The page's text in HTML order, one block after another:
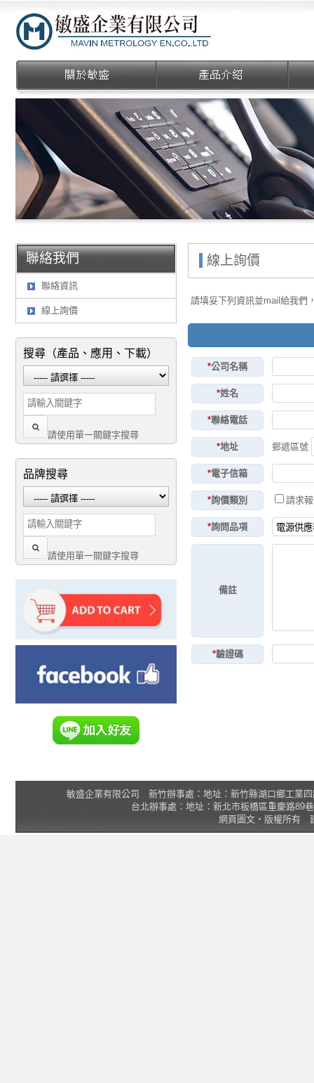
聯絡我們
聯絡資訊
線上詢價
搜尋（產品、應用、下載）
請使用單一關鍵字搜尋
品牌搜尋
請使用單一關鍵字搜尋
線上詢價
請填妥下列資訊並mail給我們
*公司名稱
*姓名
*聯絡電話
*地址 郵遞區號
*電子信箱
*詢價類別 請求
*詢問品項
備註
*驗證碼
敏盛企業有限公司 新竹辦事處：地址：新竹縣湖口鄉工業
台北辦事處：地址：新北市板橋區重慶路89
網頁圖文‧版權所有 建